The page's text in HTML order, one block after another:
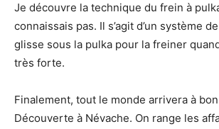
Je découvre la technique du frein à
connaissais pas. Il s’agit d’un système
glisse sous la pulka pour la freiner
très forte.
Finalement, tout le monde arrivera à
Découverte à Névache. On range les